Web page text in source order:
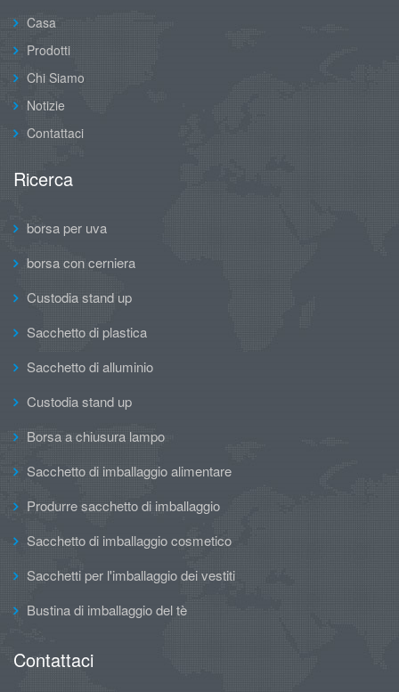
Casa
Prodotti
Chi Siamo
Notizie
Contattaci
Ricerca
borsa per uva
borsa con cerniera
Custodia stand up
Sacchetto di plastica
Sacchetto di alluminio
Custodia stand up
Borsa a chiusura lampo
Sacchetto di imballaggio alimentare
Produrre sacchetto di imballaggio
Sacchetto di imballaggio cosmetico
Sacchetti per l'imballaggio dei vestiti
Bustina di imballaggio del tè
Contattaci